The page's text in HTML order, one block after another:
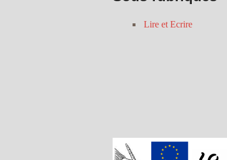
Lire et Ecrire